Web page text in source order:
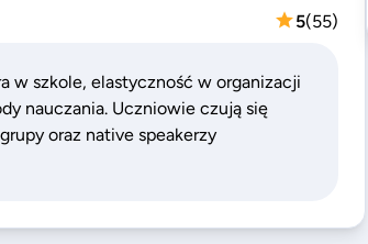
5(55)
w szkole, elastyczność w organizacji
nauczania. Uczniowie czują się
oraz native speakerzy